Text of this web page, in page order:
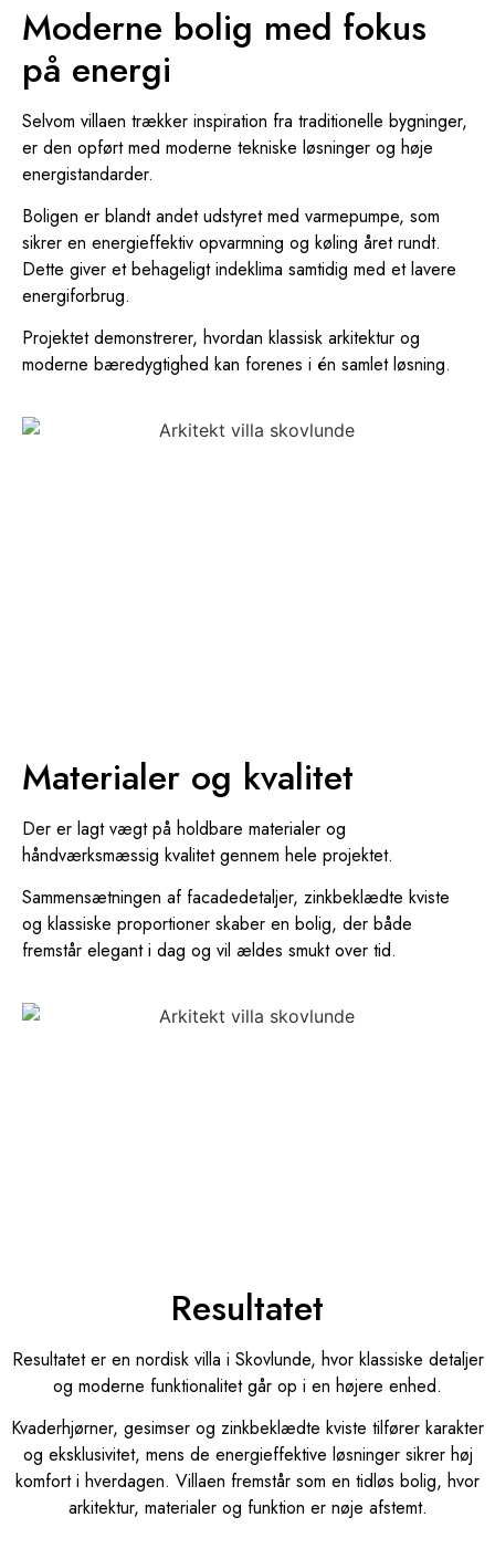
Moderne bolig med fokus
på energi
Selvom villaen trækker inspiration fra traditionelle bygninger,
er den opført med moderne tekniske løsninger og høje
energistandarder.
Boligen er blandt andet udstyret med varmepumpe, som
sikrer en energieffektiv opvarmning og køling året rundt.
Dette giver et behageligt indeklima samtidig med et lavere
energiforbrug.
Projektet demonstrerer, hvordan klassisk arkitektur og
moderne bæredygtighed kan forenes i én samlet løsning.
Materialer og kvalitet
Der er lagt vægt på holdbare materialer og
håndværksmæssig kvalitet gennem hele projektet.
Sammensætningen af facadedetaljer, zinkbeklædte kviste
og klassiske proportioner skaber en bolig, der både
fremstår elegant i dag og vil ældes smukt over tid.
Resultatet
Resultatet er en nordisk villa i Skovlunde, hvor klassiske detaljer
og moderne funktionalitet går op i en højere enhed.
Kvaderhjørner, gesimser og zinkbeklædte kviste tilfører karakter
og eksklusivitet, mens de energieffektive løsninger sikrer høj
komfort i hverdagen. Villaen fremstår som en tidløs bolig, hvor
arkitektur, materialer og funktion er nøje afstemt.